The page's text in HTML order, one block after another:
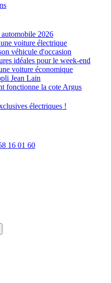
2026
voiture électrique
véhicule d'occasion
idéales pour le week-end
voiture économique
Jean Lain
fonctionne la cote Argus
électriques !
16 01 60